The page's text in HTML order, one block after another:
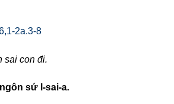
2a.3-8
sai con đi.
sứ I-sai-a.